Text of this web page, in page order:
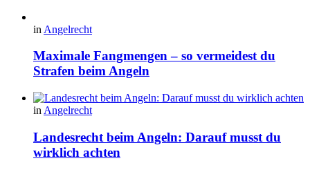
in Angelrecht
Maximale Fangmengen – so vermeidest du
Strafen beim Angeln
in Angelrecht
Landesrecht beim Angeln: Darauf musst du
wirklich achten